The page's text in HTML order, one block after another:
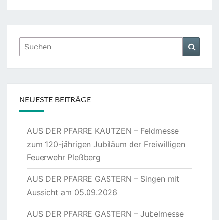
Suchen
nach:
NEUESTE BEITRÄGE
AUS DER PFARRE KAUTZEN – Feldmesse
zum 120-jährigen Jubiläum der Freiwilligen
Feuerwehr Pleßberg
AUS DER PFARRE GASTERN – Singen mit
Aussicht am 05.09.2026
AUS DER PFARRE GASTERN – Jubelmesse